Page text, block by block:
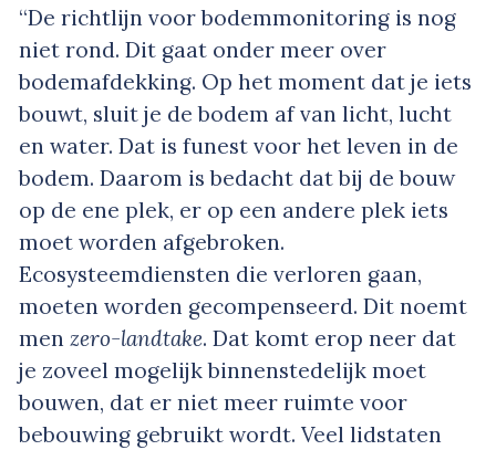
“De richtlijn voor bodemmonitoring is nog
niet rond. Dit gaat onder meer over
bodemafdekking. Op het moment dat je iets
bouwt, sluit je de bodem af van licht, lucht
en water. Dat is funest voor het leven in de
bodem. Daarom is bedacht dat bij de bouw
op de ene plek, er op een andere plek iets
moet worden afgebroken.
Ecosysteemdiensten die verloren gaan,
moeten worden gecompenseerd. Dit noemt
men zero-landtake. Dat komt erop neer dat
je zoveel mogelijk binnenstedelijk moet
bouwen, dat er niet meer ruimte voor
bebouwing gebruikt wordt. Veel lidstaten